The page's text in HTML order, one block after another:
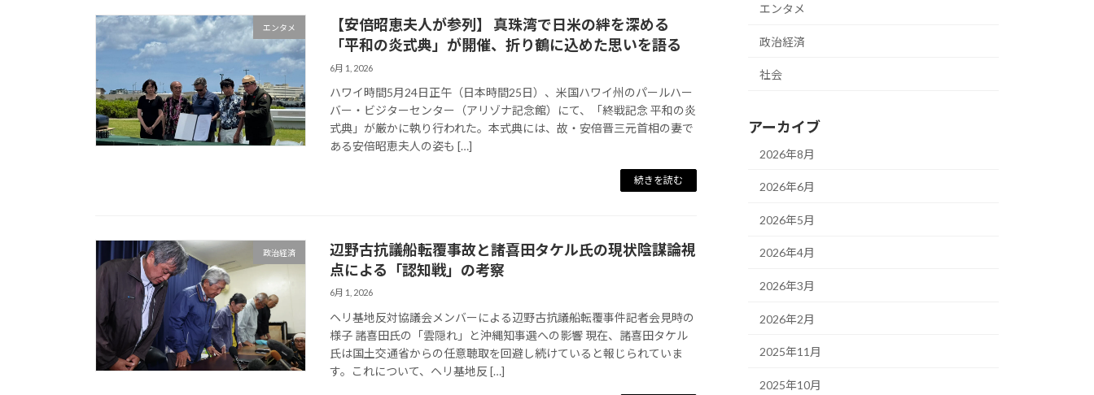
エンタメ
【安倍昭恵夫人が参列】 真珠湾で日米の絆を深める
「平和の炎式典」が開催、折り鶴に込めた思いを語る
6月 1, 2026
ハワイ時間5月24日正午（日本時間25日）、米国ハワイ州のパールハー
バー・ビジターセンター（アリゾナ記念館）にて、「終戦記念 平和の炎
式典」が厳かに執り行われた。本式典には、故・安倍晋三元首相の妻で
ある安倍昭恵夫人の姿も […]
続きを読む
政治経済
辺野古抗議船転覆事故と諸喜田タケル氏の現状陰謀論視
点による「認知戦」の考察
6月 1, 2026
ヘリ基地反対協議会メンバーによる辺野古抗議船転覆事件記者会見時の
様子 諸喜田氏の「雲隠れ」と沖縄知事選への影響 現在、諸喜田タケル
氏は国土交通省からの任意聴取を回避し続けていると報じられていま
す。これについて、ヘリ基地反 […]
エンタメ
政治経済
社会
アーカイブ
2026年8月
2026年6月
2026年5月
2026年4月
2026年3月
2026年2月
2025年11月
2025年10月